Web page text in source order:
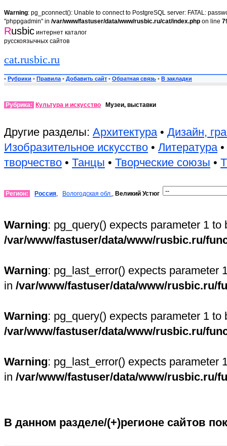
Warning: pg_pconnect(): Unable to connect to PostgreSQL server: FATAL:
"phppgadmin" in /var/www/fastuser/data/www/rusbic.ru/cat/index.php on line
Rusbic интернет каталог
русскоязычных сайтов
cat.rusbic.ru
• Рубрики • Правила • Добавить сайт • Обратная связь • В закладки
Рубрика: Культура и искусство Музеи, выставки
Другие разделы: Архитектура• Дизайн,
Изобразительное искусство • Литература•
творчество • Танцы • Творческие союзы •
Регион: Россия, Вологодская обл., Великий Устюг
Warning: pg_query() expects parameter 1
/var/www/fastuser/data/www/rusbic.ru/
Warning: pg_last_error() expects parameter
in /var/www/fastuser/data/www/rusbic.ru/
Warning: pg_query() expects parameter 1
/var/www/fastuser/data/www/rusbic.ru/
Warning: pg_last_error() expects parameter
in /var/www/fastuser/data/www/rusbic.ru/
В данном разделе/(+)регионе сайтов